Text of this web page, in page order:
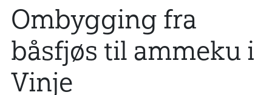
Ombygging fra
båsfjøs til ammeku i
Vinje